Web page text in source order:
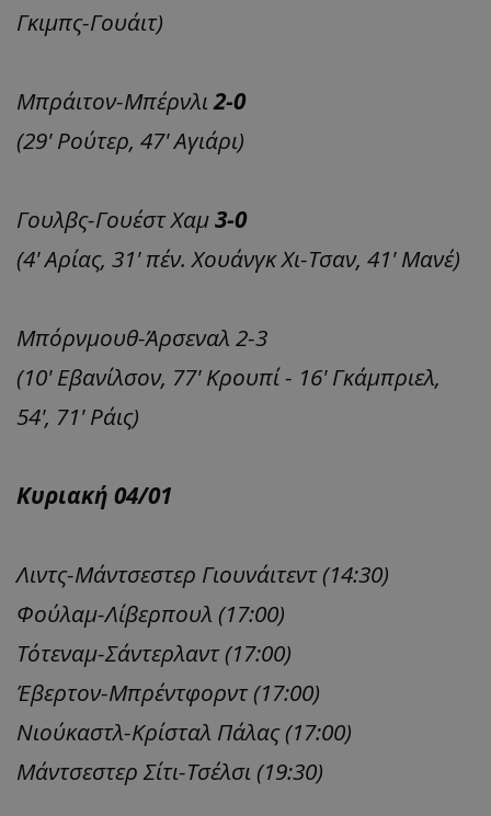
Γκιμπς-Γουάιτ)
Μπράιτον-Μπέρνλι2-0
(29' Ρούτερ, 47' Αγιάρι)
Γουλβς-Γουέστ Χαμ3-0
(4' Αρίας, 31' πέν. Χουάνγκ Χι-Τσαν, 41' Μανέ)
Μπόρνμουθ-Άρσεναλ 2-3
(10' Εβανίλσον, 77' Κρουπί - 16' Γκάμπριελ,
54', 71' Ράις)
Κυριακή 04/01
Λιντς-Μάντσεστερ Γιουνάιτεντ (14:30)
Φούλαμ-Λίβερπουλ (17:00)
Τότεναμ-Σάντερλαντ (17:00)
Έβερτον-Μπρέντφορντ (17:00)
Νιούκαστλ-Κρίσταλ Πάλας (17:00)
Μάντσεστερ Σίτι-Τσέλσι (19:30)